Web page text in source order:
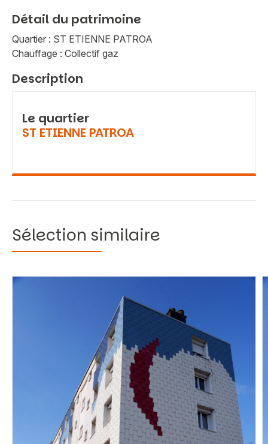
Détail du patrimoine
Quartier : ST ETIENNE PATROA
Chauffage : Collectif gaz
Description
Le quartier
ST ETIENNE PATROA
Sélection similaire